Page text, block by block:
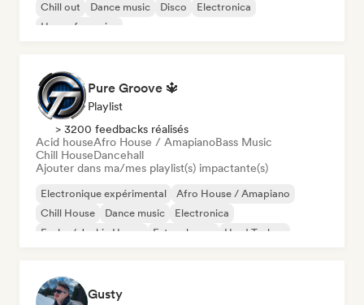
Chill out
Dance music Disco
Electronica
House française
Pure Groove 🔱
Playlist
> 3200 feedbacks réalisés
Acid houseAfro House / AmapianoBass Music
Chill HouseDancehall
Ajouter dans ma/mes playlist(s) impactante(s)
Electronique expérimental
Afro House / Amapiano
Chill House
Dance music
Electronica
Funky / Jackin House
Future house Hard Techno
Gusty